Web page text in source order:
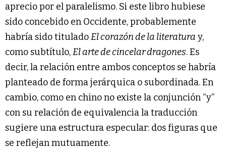
aprecio por el paralelismo. Si este libro hubiese
sido concebido en Occidente, probablemente
habría sido tituladoEl corazón de la literatura y,
como subtítulo,El arte de cincelar dragones. Es
decir, la relación entre ambos conceptos se habría
planteado de forma jerárquica o subordinada. En
cambio, como en chino no existe la conjunción “y”
con su relación de equivalencia la traducción
sugiere una estructura especular: dos figuras que
se reflejan mutuamente.